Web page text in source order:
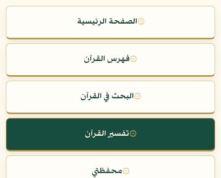
۞الصفحة الرئيسية
۞فهرس القرآن
۞البحث في القرآن
۞تفسير القرآن
۞محفظتي